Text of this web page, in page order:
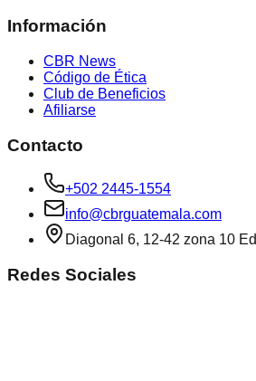
Información
CBR News
Código de Ética
Club de Beneficios
Afiliarse
Contacto
+502 2445-1554
info@cbrguatemala.com
Diagonal 6, 12-42 zona 10
Redes Sociales